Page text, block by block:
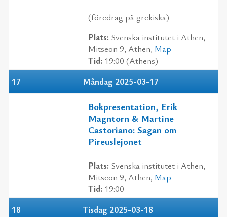
(föredrag på grekiska)
Plats: Svenska institutet i Athen,
Mitseon 9, Athen, Map
Tid: 19:00 (Athens)
17
Måndag 2025-03-17
Bokpresentation, Erik
Magntorn & Martine
Castoriano: Sagan om
Pireuslejonet
Plats: Svenska institutet i Athen,
Mitseon 9, Athen, Map
Tid: 19:00
18
Tisdag 2025-03-18